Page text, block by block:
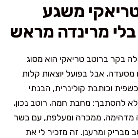
משגע
בקר ברוטב טריאקי הוא מסוג
מסעדה, אבל בפועל יוצאות קלות
וכותבת קולינרית, הבנתי
להסתבך: מחבת חמה, רוטב נכון,
מדהימה, ממכרה ומעלפת, עם בשר
מבריק ומרענן. זה מזכיר לי את